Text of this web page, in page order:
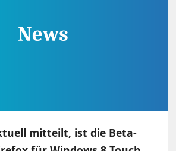
mitteilt, ist die Beta-